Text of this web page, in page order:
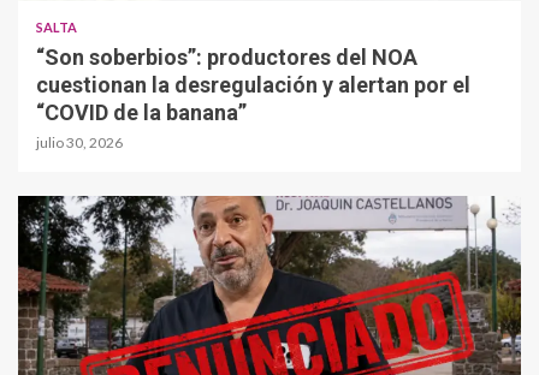
SALTA
“Son soberbios”: productores del NOA
cuestionan la desregulación y alertan por el
“COVID de la banana”
julio 30, 2026